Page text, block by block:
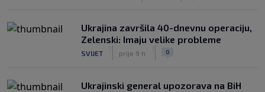
Ukrajina završila 40-dnevnu operaciju,
Zelenski: Imaju velike probleme
SVIJET prije 9 h 0
Ukrajinski general upozorava na BiH